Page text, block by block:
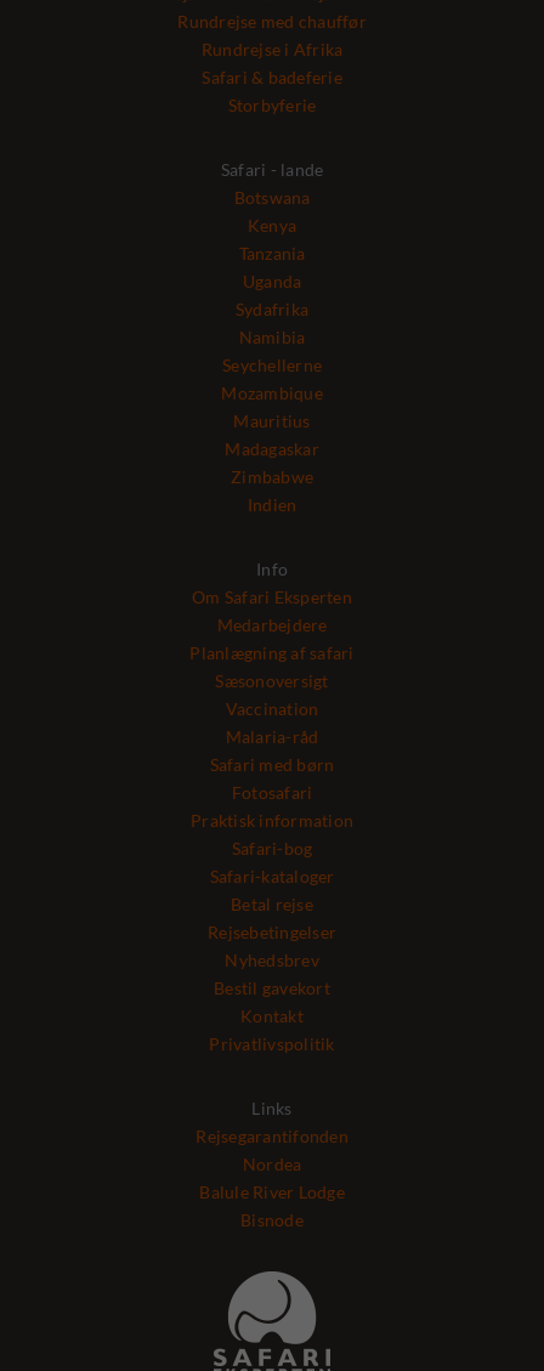
Rundrejse med chauffør
Rundrejse i Afrika
Safari & badeferie
Storbyferie
Safari - lande
Botswana
Kenya
Tanzania
Uganda
Sydafrika
Namibia
Seychellerne
Mozambique
Mauritius
Madagaskar
Zimbabwe
Indien
Info
Om Safari Eksperten
Medarbejdere
Planlægning af safari
Sæsonoversigt
Vaccination
Malaria-råd
Safari med børn
Fotosafari
Praktisk information
Safari-bog
Safari-kataloger
Betal rejse
Rejsebetingelser
Nyhedsbrev
Bestil gavekort
Kontakt
Privatlivspolitik
Links
Rejsegarantifonden
Nordea
Balule River Lodge
Bisnode